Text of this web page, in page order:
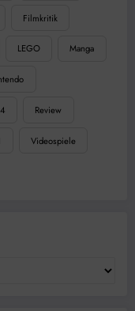
Filmkritik
LEGO Manga
Review
Videospiele